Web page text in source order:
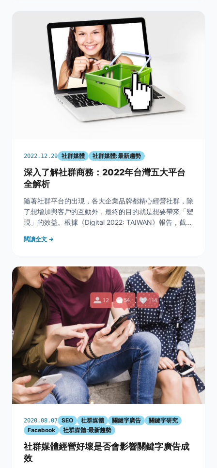
2022.12.29 社群媒體 社群媒體:最新趨勢
深入了解社群商務：2022年台灣五大平台
全解析
隨著社群平台的出現，各大企業品牌都精心經營社群，除
了想增加與客戶的互動外，最終的目的就是想要帶來「變
現」的效益。根據《Digital 2022: TAIWAN》報告，截至
2,135 萬人皆為社群平台用戶。另外，eMarketer也估計
閱讀全文 →
2020.08.07 SEO 社群媒體 關鍵字廣告
關鍵字研究
Facebook
社群媒體:最新趨勢
社群媒體經營好壞是否會影響關鍵字廣告成
效